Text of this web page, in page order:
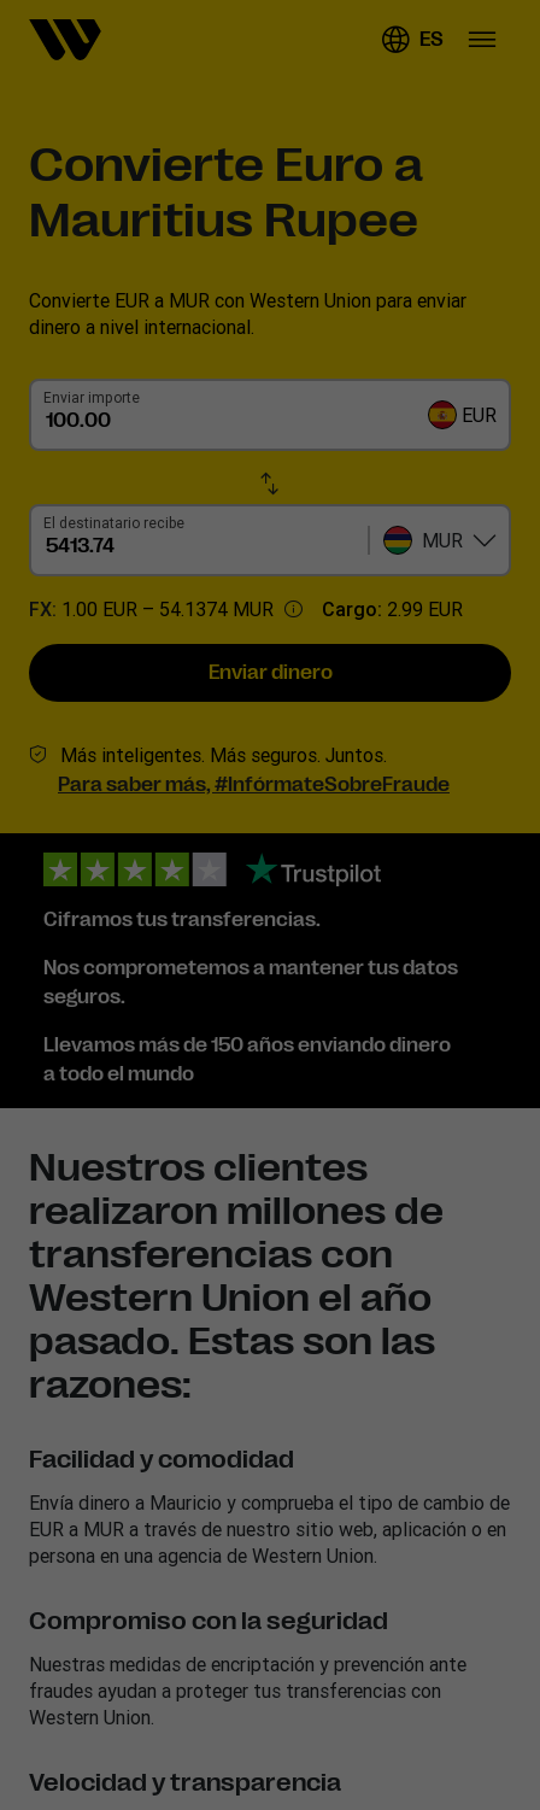
ES
Convierte Euro a
Mauritius Rupee
Convierte EUR a MUR con Western Union para enviar
dinero a nivel internacional.
Enviar importe
EUR
El destinatario recibe
MUR
FX: 1.00 EUR – 54.1374 MUR Cargo: 2.99 EUR
Enviar dinero
Más inteligentes. Más seguros. Juntos.
Para saber más, #InfórmateSobreFraude
Ciframos tus transferencias.
Nos comprometemos a mantener tus datos
seguros.
Llevamos más de 150 años enviando dinero
a todo el mundo
Nuestros clientes
realizaron millones de
transferencias con
Western Union el año
pasado. Estas son las
razones:
Facilidad y comodidad
Envía dinero a Mauricio y comprueba el tipo de cambio de
EUR a MUR a través de nuestro sitio web, aplicación o en
persona en una agencia de Western Union.
Compromiso con la seguridad
Nuestras medidas de encriptación y prevención ante
fraudes ayudan a proteger tus transferencias con
Western Union.
Velocidad y transparencia